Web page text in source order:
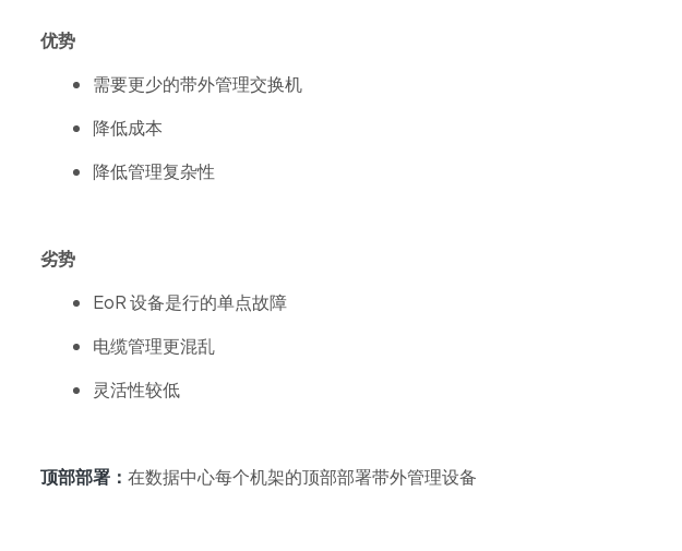
优势
需要更少的带外管理交换机
降低成本
降低管理复杂性
劣势
EoR 设备是行的单点故障
电缆管理更混乱
灵活性较低
顶部部署： 在数据中心每个机架的顶部部署带外管理设备